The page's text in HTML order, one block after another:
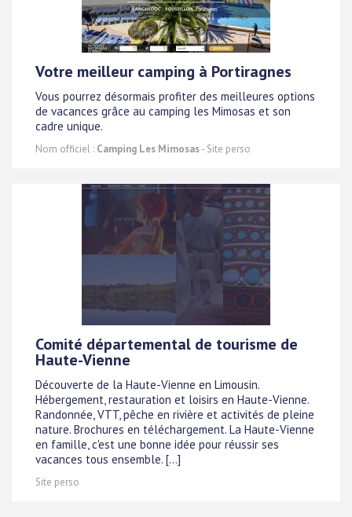
Votre meilleur camping à Portiragnes
Vous pourrez désormais profiter des meilleures options
de vacances grâce au camping les Mimosas et son
cadre unique.
Nom officiel : Camping Les Mimosas- Site perso
Comité départemental de tourisme de
Haute-Vienne
Découverte de la Haute-Vienne en Limousin.
Hébergement, restauration et loisirs en Haute-Vienne.
Randonnée, VTT, pêche en rivière et activités de pleine
nature. Brochures en téléchargement. La Haute-Vienne
en famille, c'est une bonne idée pour réussir ses
vacances tous ensemble. [...]
Site perso